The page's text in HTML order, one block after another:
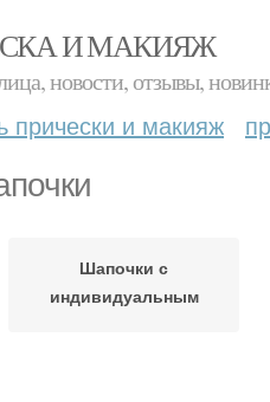
И МАКИЯЖ
новости, отзывы,
прически и макияж
Шапочки с
индивидуальным